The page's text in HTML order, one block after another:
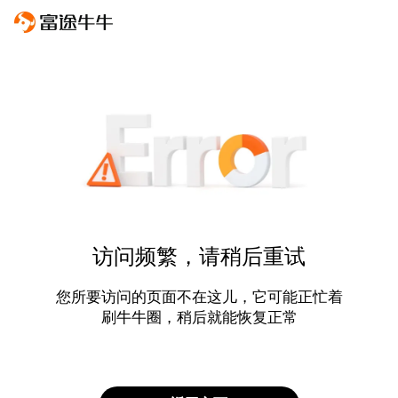
访问频繁，请稍后重试
您所要访问的页面不在这儿，它可能正忙着
刷牛牛圈，稍后就能恢复正常